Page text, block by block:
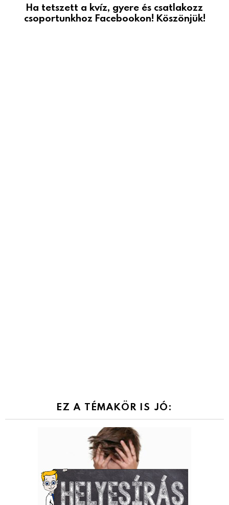
Ha tetszett a kvíz, gyere és csatlakozz
csoportunkhoz Facebookon! Köszönjük!
EZ A TÉMAKÖR IS JÓ: